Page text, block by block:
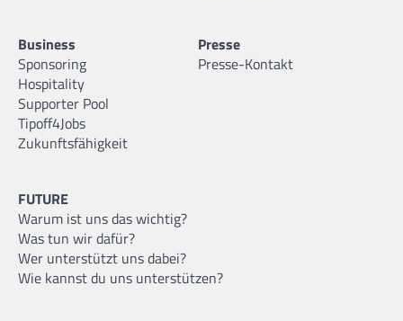
Business
Sponsoring
Hospitality
Supporter Pool
Tipoff4Jobs
Zukunftsfähigkeit
Presse
Presse-Kontakt
FUTURE
Warum ist uns das wichtig?
Was tun wir dafür?
Wer unterstützt uns dabei?
Wie kannst du uns unterstützen?